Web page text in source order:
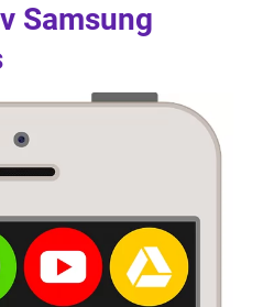
Samsung